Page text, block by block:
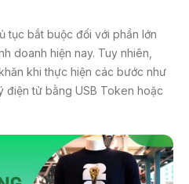
tục bắt buộc đối với phần lớn
doanh hiện nay. Tuy nhiên,
khi thực hiện các bước như
điện tử bằng USB Token hoặc